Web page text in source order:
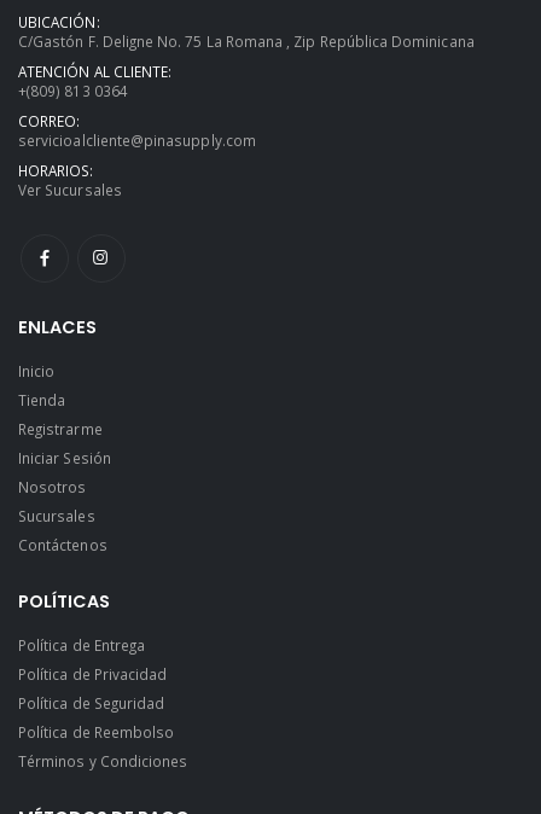
UBICACIÓN:
C/Gastón F. Deligne No. 75 La Romana , Zip República Dominicana
ATENCIÓN AL CLIENTE:
+(809) 813 0364
CORREO:
servicioalcliente@pinasupply.com
HORARIOS:
Ver Sucursales
ENLACES
Inicio
Tienda
Registrarme
Iniciar Sesión
Nosotros
Sucursales
Contáctenos
POLÍTICAS
Política de Entrega
Política de Privacidad
Política de Seguridad
Política de Reembolso
Términos y Condiciones